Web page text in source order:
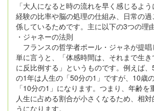
「大人になると時の流れを早く感じるよ
経験の比率や脳の処理の仕組み、日常の
係しているためです。主に以下の3つの理
・ジャネーの法則
フランスの哲学者ポール・ジャネが提唱
単に言うと、「体感時間は、それまで生き
に反比例する」というものです。例えば
の1年は人生の「50分の1」ですが、10歳
「10分の1」になります。つまり、年齢
人生に占める割合が小さくなるため、相
うになります。